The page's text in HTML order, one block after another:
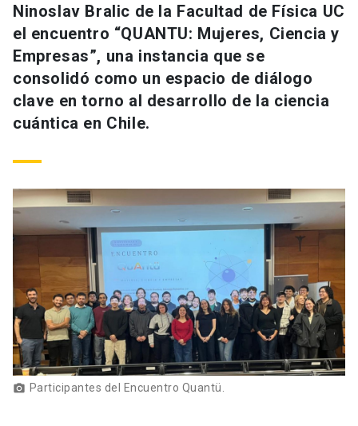
Ninoslav Bralic de la Facultad de Física UC
el encuentro “QUANTU: Mujeres, Ciencia y
Empresas”, una instancia que se
consolidó como un espacio de diálogo
clave en torno al desarrollo de la ciencia
cuántica en Chile.
Participantes del Encuentro Quantü.